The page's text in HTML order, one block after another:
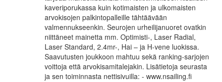
kaveriporukassa kuin kotimaisten ja ulkomaisten
arvokisojen palkintopalleille tähtäävään
valmennukseenkin. Seurojen urheilijanuoret ovatkin
niittäneet mainetta mm. Optimisti-, Laser Radial,
Laser Standard, 2.4mr-, Hai – ja H-vene luokissa.
Saavutusten joukkoon mahtuu sekä ranking-sarjojen
voittoja että arvokisamitalejakin. Lisätietoja seurasta
ja sen toiminnasta nettisivuilla: - www.nsailing.fi